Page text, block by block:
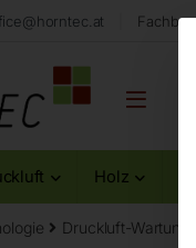
Holz
Druckluft-